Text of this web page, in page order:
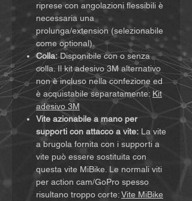
riprese con angolazioni flessibili è
necessaria una
prolunga/extension (selezionabile
come optional).
Colla:Disponibile con o senza
colla. Il kit adesivo 3M alternativo
non è incluso nella confezione ed
è acquistabile separatamente: Kit
adesivo 3M
Vite azionabile a mano per
supporti con attacco a vite: La vite
a brugola fornita con i supporti a
vite può essere sostituita con
questa vite MiBike. Le normali viti
per action cam/GoPro spesso
risultano troppo corte:Vite MiBike